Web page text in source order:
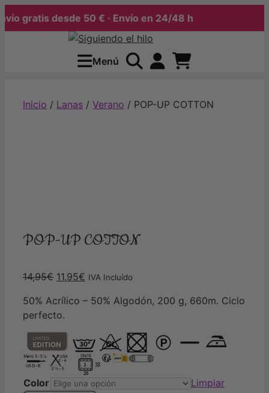
gratis desde 50 € · Envío en 24/48 h
Menú
Inicio / Lanas / Verano / POP-UP COTTON
POP-UP COTTON
14,95€ El
original
era:
14,95€.
11,95€ El
actual
11,95€.
IVA Incluído
50% Acrílico – 50% Algodón, 200 g, 660m. Ciclo
perfecto.
Color Limpiar